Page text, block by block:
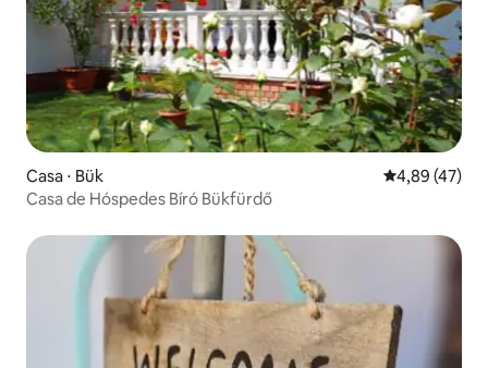
Casa ⋅ Bük 4,89 de uma
4,89 (47)
Casa de Hóspedes Bíró Bükfürdő